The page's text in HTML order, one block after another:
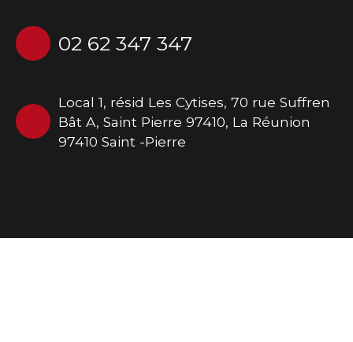
02 62 347 347
Local 1, résid Les Cytises, 70 rue Suffren
Bât A, Saint Pierre 97410, La Réunion
97410 Saint -Pierre